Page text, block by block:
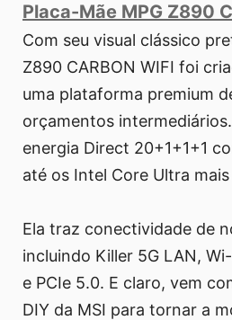
Placa-Mãe MPG Z890
Com seu visual clássico
Z890 CARBON WIFI foi
uma plataforma premium
orçamentos
energia Direct 20+1+1+1
até os Intel Core Ultra
Ela traz conectividade de
incluindo Killer 5G LAN,
e PCIe 5.0. E claro, vem
DIY da MSI para tornar a